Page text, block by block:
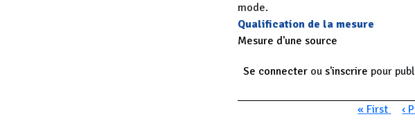
mode.
Qualification de la mesure
Mesure d'une source
Se connecterou s'inscrire pour
Première
« First ‹